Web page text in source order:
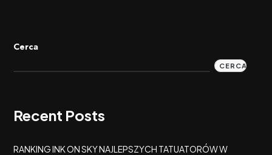
Cerca
CERCA
Recent Posts
RANKING INK ON SKY NAJLEPSZYCH TATUATORÓW W